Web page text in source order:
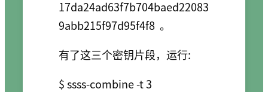
17da24ad63f7b704baed22083
9abb215f97d95f4f8 。
有了这三个密钥片段，运行:
$ ssss-combine -t 3